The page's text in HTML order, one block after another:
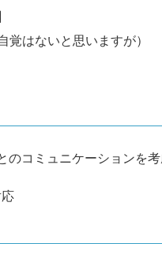
はないと思いますが）
コミュニケーションを